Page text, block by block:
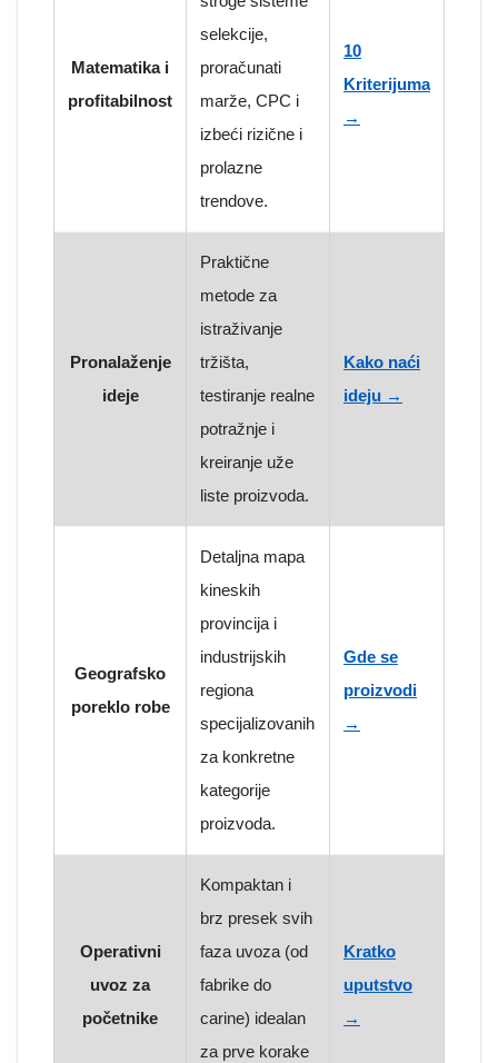
Matematika i
profitabilnost
selekcije,
proračunati
marže, CPC i
izbeći rizične i
prolazne
trendove.
10
Kriterijuma
→
Pronalaženje
ideje
Praktične
metode za
istraživanje
tržišta,
testiranje realne
potražnje i
kreiranje uže
liste proizvoda.
Kako naći
ideju →
Geografsko
poreklo robe
Detaljna mapa
kineskih
provincija i
industrijskih
regiona
specijalizovanih
za konkretne
kategorije
proizvoda.
Gde se
proizvodi
→
Operativni
uvoz za
početnike
Kompaktan i
brz presek svih
faza uvoza (od
fabrike do
carine) idealan
za prve korake
Kratko
uputstvo
→